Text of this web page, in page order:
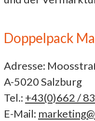
Doppelpack
Adresse:
A-5020 Salzburg
Tel.: +43(0)662 /
E-Mail: